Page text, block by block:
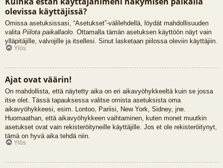
olevissa käyttäjissä?
Omissa asetuksissasi, “Asetukset”-välilehdellä, löydät mahdollisuuden
valita Piilota paikallaolo. Ottamalla tämän asetuksen käyttöön näyt vain
ylläpitäjille, valvojille ja itsellesi. Sinut lasketaan piilossa oleviin käyttäjiin.
Ylös
Ajat ovat väärin!
On mahdollista, että näytetty aika on eri aikavyöhykkeeltä kuin se jossa
itse olet. Tässä tapauksessa valitse omista asetuksista oma
aikavyöhykkeesi, esim. Lontoo, Pariisi, New York, Sidney, jne.
Huomaathan, että aikavyöhykkeen vaihtaminen, kuten monet muutkin
asetukset ovat vain rekisteröityneille käyttäjille. Jos et ole rekisteröitynyt,
tämä on hyvä aika tehdä niin.
Ylös